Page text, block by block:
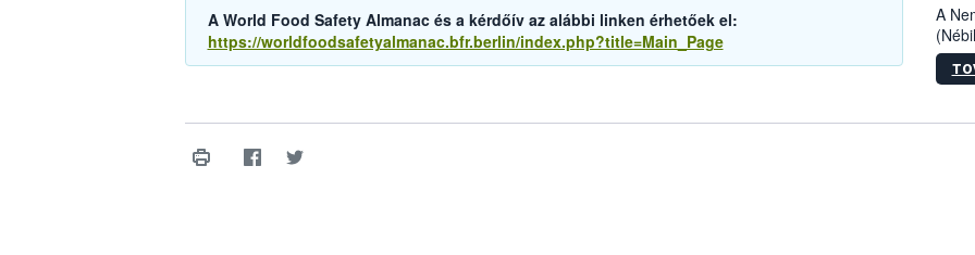
A World Food Safety Almanac és a kérdőív az alábbi linken érhetőek el:
https://worldfoodsafetyalmanac.bfr.berlin/index.php?title=Main_Page
A